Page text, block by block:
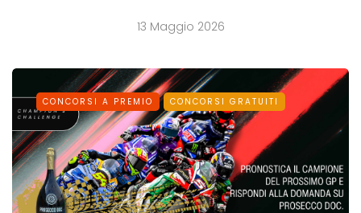
13 Maggio 2026
CONCORSI A PREMIO CONCORSI GRATUITI